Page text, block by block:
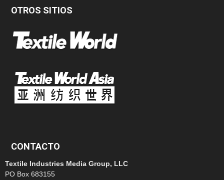
OTROS SITIOS
CONTACTO
Textile Industries Media Group, LLC
PO Box 683155